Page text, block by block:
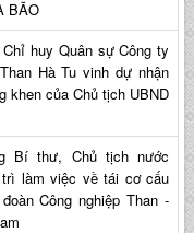
BÃO
Chỉ huy Quân sự Công ty
Hà Tu vinh dự nhận
khen của Chủ tịch UBND
Bí thư, Chủ tịch nước
làm việc về tái cơ cấu
Công nghiệp Than -